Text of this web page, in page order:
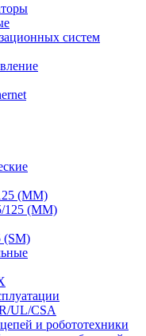
систем
(ММ)
125 (ММ)
(SM)
UL/CSA
и робототехники